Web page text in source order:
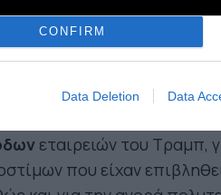
CONFIRM
Data Deletion Data
τη φιλανθρωπία.
πρακτική
Πόροι του
εταιρειών του Τραμπ,
που είχαν